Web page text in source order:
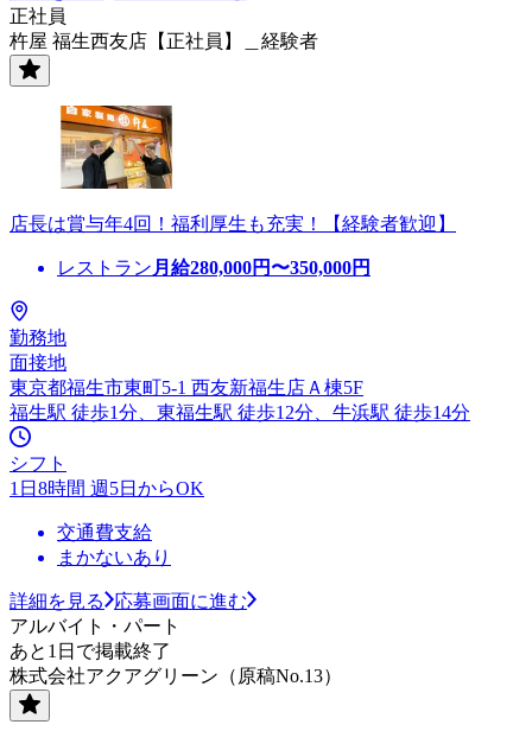
正社員
杵屋 福生西友店【正社員】＿経験者
店長は賞与年4回！福利厚生も充実！【経験者歓迎】
レストラン 月給280,000円〜350,000円
勤務地
面接地
東京都福生市東町5-1 西友新福生店Ａ棟5F
福生駅 徒歩1分、東福生駅 徒歩12分、牛浜駅 徒歩14分
シフト
1日8時間 週5日からOK
交通費支給
まかないあり
詳細を見る
応募画面に進む
アルバイト・パート
あと1日で掲載終了
株式会社アクアグリーン（原稿No.13）